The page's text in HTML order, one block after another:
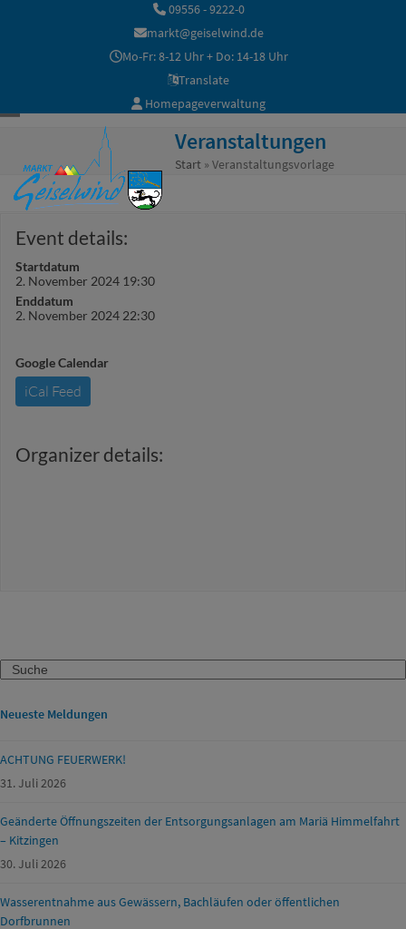
09556 - 9222-0
markt@geiselwind.de
Mo-Fr: 8-12 Uhr + Do: 14-18 Uhr
Translate
Homepageverwaltung
mobile
menu
mobile
menu
Veranstaltungen
Start»Veranstaltungsvorlage
Event details:
Startdatum
2. November 2024 19:30
Enddatum
2. November 2024 22:30
Google Calendar
iCal Feed
Organizer details:
Search
Neueste Meldungen
ACHTUNG FEUERWERK!
31. Juli 2026
Geänderte Öffnungszeiten der Entsorgungsanlagen am Mariä Himmelfahrt
– Kitzingen
30. Juli 2026
Wasserentnahme aus Gewässern, Bachläufen oder öffentlichen
Dorfbrunnen